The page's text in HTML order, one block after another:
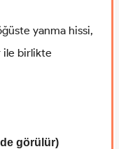
yanma hissi,
ile birlikte
görülür)